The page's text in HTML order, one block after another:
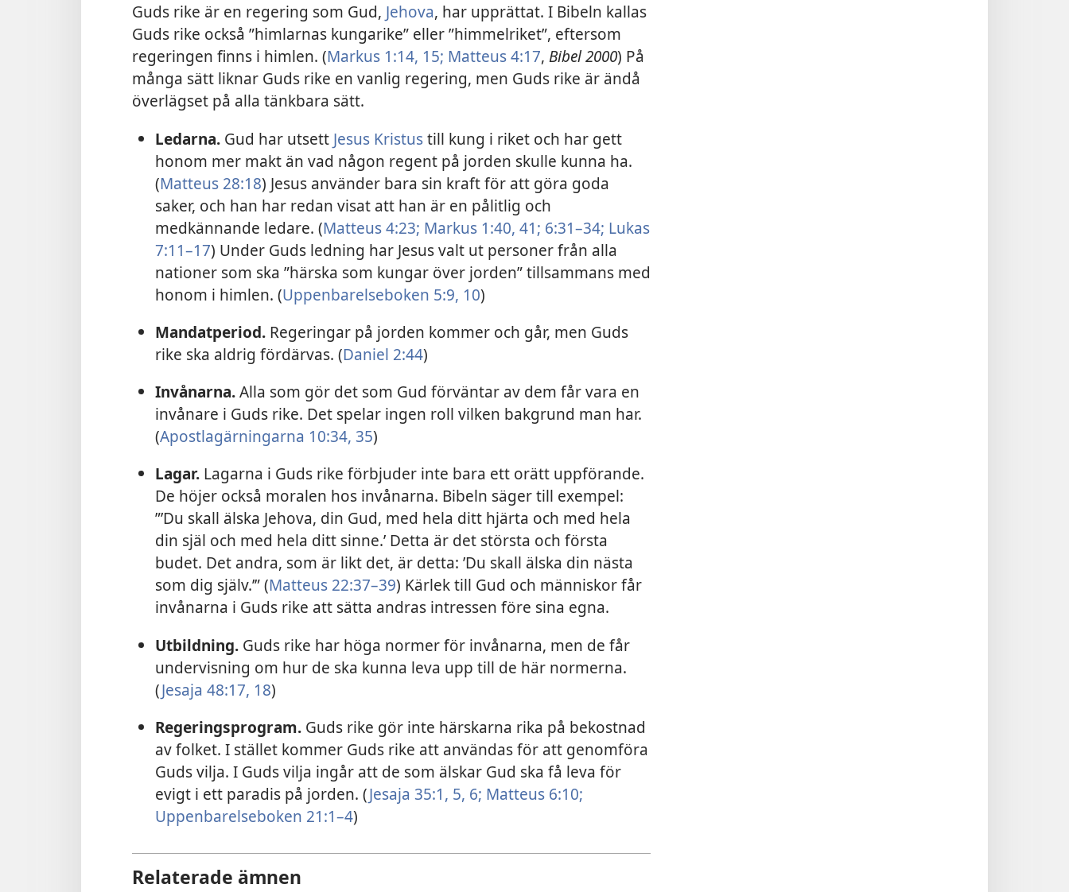
Guds rike är en regering som Gud, Jehova, har upprättat. I Bibeln kallas
Guds rike också ”himlarnas kungarike” eller ”himmelriket”, eftersom
regeringen finns i himlen. (Markus 1:14, 15; Matteus 4:17, Bibel 2000) På
många sätt liknar Guds rike en vanlig regering, men Guds rike är ändå
överlägset på alla tänkbara sätt.
Ledarna.Gud har utsett Jesus Kristustill kung i riket och har gett
honom mer makt än vad någon regent på jorden skulle kunna ha.
(Matteus 28:18) Jesus använder bara sin kraft för att göra goda
saker, och han har redan visat att han är en pålitlig och
medkännande ledare. (Matteus 4:23; Markus 1:40, 41; 6:31–34; Lukas
7:11–17) Under Guds ledning har Jesus valt ut personer från alla
nationer som ska ”härska som kungar över jorden” tillsammans med
honom i himlen. (Uppenbarelseboken 5:9, 10)
Mandatperiod.Regeringar på jorden kommer och går, men Guds
rike ska aldrig fördärvas. (Daniel 2:44)
Invånarna.Alla som gör det som Gud förväntar av dem får vara en
invånare i Guds rike. Det spelar ingen roll vilken bakgrund man har.
(Apostlagärningarna 10:34, 35)
Lagar.Lagarna i Guds rike förbjuder inte bara ett orätt uppförande.
De höjer också moralen hos invånarna. Bibeln säger till exempel:
”’Du skall älska Jehova, din Gud, med hela ditt hjärta och med hela
din själ och med hela ditt sinne.’ Detta är det största och första
budet. Det andra, som är likt det, är detta: ’Du skall älska din nästa
som dig själv.’” (Matteus 22:37–39) Kärlek till Gud och människor får
invånarna i Guds rike att sätta andras intressen före sina egna.
Utbildning.Guds rike har höga normer för invånarna, men de får
undervisning om hur de ska kunna leva upp till de här normerna.
(Jesaja 48:17, 18)
Regeringsprogram.Guds rike gör inte härskarna rika på bekostnad
av folket. I stället kommer Guds rike att användas för att genomföra
Guds vilja. I Guds vilja ingår att de som älskar Gud ska få leva för
evigt i ett paradis på jorden. (Jesaja 35:1, 5, 6; Matteus 6:10;
Uppenbarelseboken 21:1–4)
Relaterade ämnen